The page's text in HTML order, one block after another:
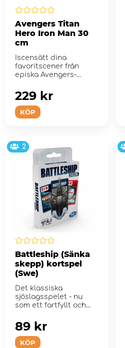
Avengers Titan
Hero Iron Man 30
cm
Iscensätt dina
favoritscener från
episka Avengers-
p&#...
KÖP
229 kr
2
Battleship (Sänka
skepp) kortspel
(Swe)
Det klassiska
sjöslagsspelet - nu
som ett fartfyllt och
KÖP
89 kr